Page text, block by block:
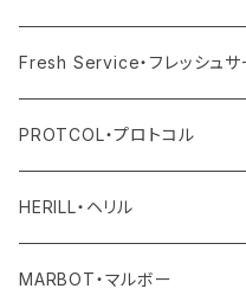
トップス
ボトム
ワンピース・オールインワン
その他
アウター
トップス
ボトム
ワンピース・サロペット
Fresh Service・フレッシュサ
アウター
トップス
ボトム
PROTCOL・プロトコル
バッグ
その他
HERILL・ヘリル
アウター
MARBOT・マルボー